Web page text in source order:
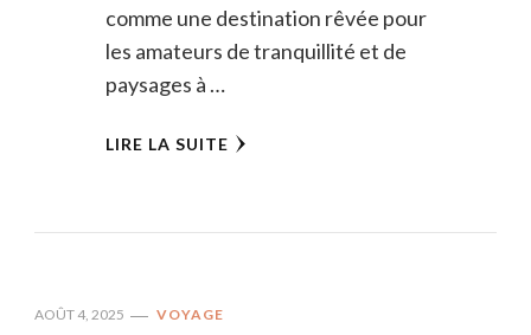
comme une destination rêvée pour
les amateurs de tranquillité et de
paysages à …
LIRE LA SUITE
AOÛT 4, 2025 VOYAGE